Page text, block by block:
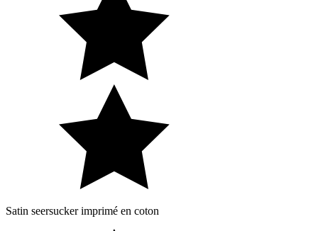
Satin seersucker imprimé en coton